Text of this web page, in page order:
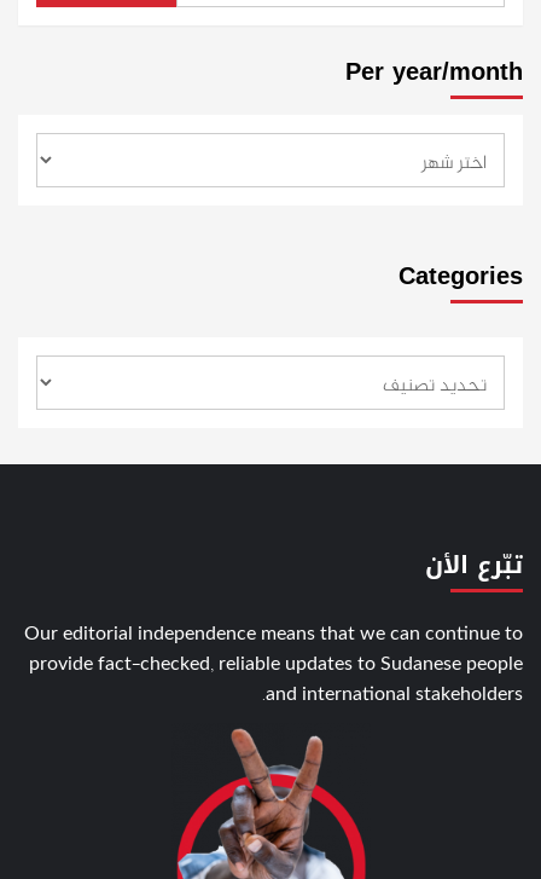
Per year/month
Categories
تبّرع الأن
Our editorial independence means that we can continue to
provide fact-checked, reliable updates to Sudanese people
and international stakeholders.